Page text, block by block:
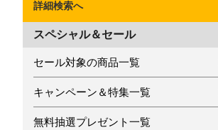
詳細検索へ
スペシャル＆セール
セール対象の商品一覧
キャンペーン＆特集一覧
無料抽選プレゼント一覧